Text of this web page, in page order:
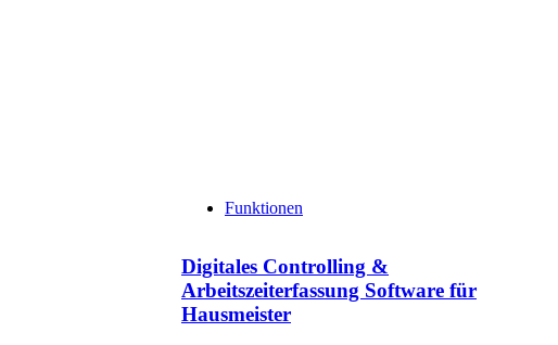
Funktionen
Digitales Controlling &
Arbeitszeiterfassung Software für
Hausmeister